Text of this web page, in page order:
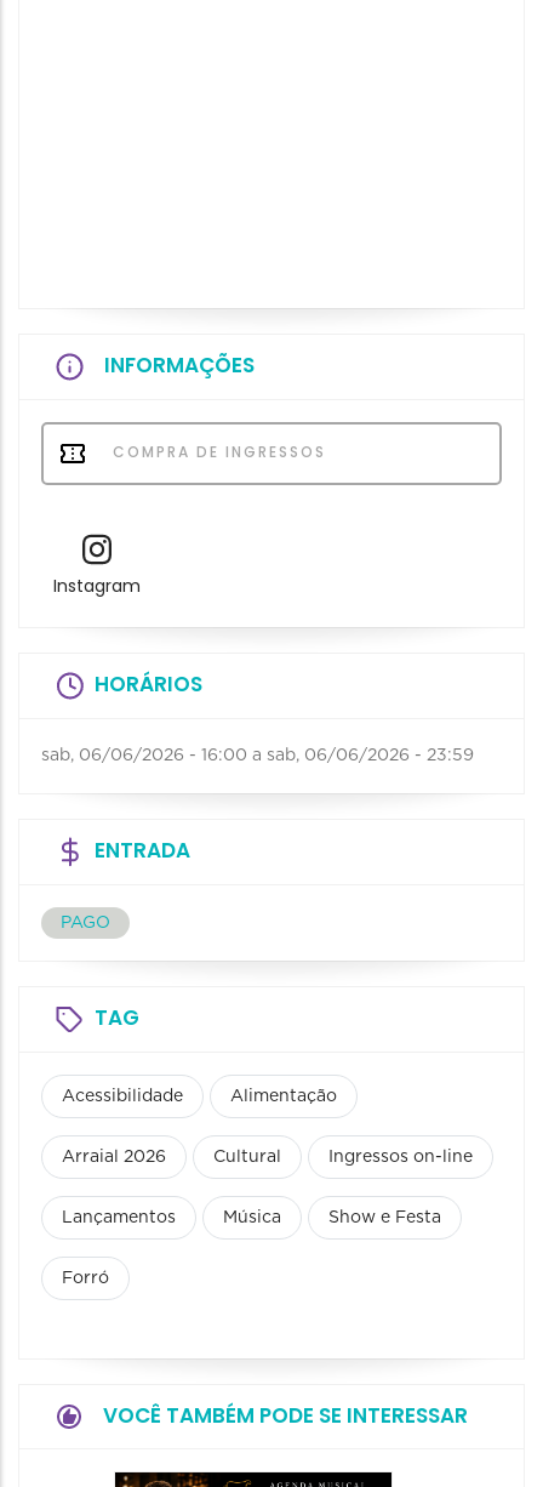
INFORMAÇÕES
COMPRA DE INGRESSOS
Instagram
HORÁRIOS
sab, 06/06/2026 - 16:00 a sab, 06/06/2026 - 23:59
ENTRADA
PAGO
TAG
Acessibilidade Alimentação
Arraial 2026 Cultural Ingressos on-line
Lançamentos Música Show e Festa
Forró
VOCÊ TAMBÉM PODE SE INTERESSAR